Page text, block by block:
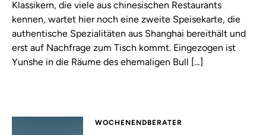
Klassikern, die viele aus chinesischen Restaurants
kennen, wartet hier noch eine zweite Speisekarte, die
authentische Spezialitäten aus Shanghai bereithält und
erst auf Nachfrage zum Tisch kommt. Eingezogen ist
Yunshe in die Räume des ehemaligen Bull […]
WOCHENENDBERATER